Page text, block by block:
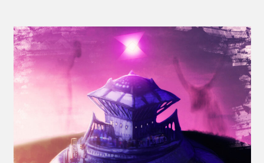
た
ち